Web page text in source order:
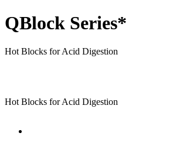
QBlock Series*
Hot Blocks for Acid Digestion
Hot Blocks for Acid Digestion